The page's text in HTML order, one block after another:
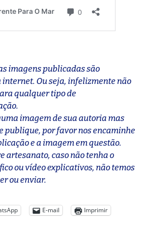
imagens publicadas são
Ou seja, infelizmente não
qualquer tipo de
imagem de sua autoria mas
publique, por favor nos encaminhe
e a imagem em questão.
artesanato, caso não tenha o
ou vídeo explicativos, não temos
ou enviar.
E-mail Imprimir